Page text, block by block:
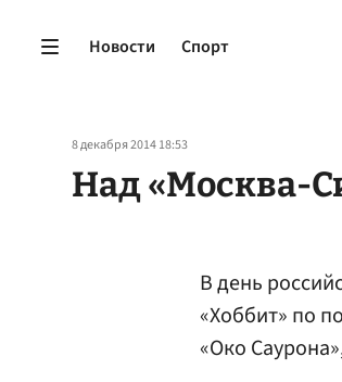
Новости Спорт
8 декабря 2014 18:53
Над «Москва-
В день
«Хоббит» по
«Око